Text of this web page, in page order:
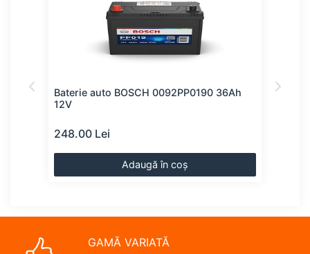
Baterie auto BOSCH 0092PP0190 36Ah
12V
248.00 Lei
Adaugă în coș
GAMĂ VARIATĂ